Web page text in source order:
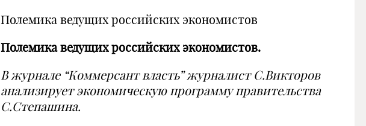
Полемика ведущих российских экономистов
Полемика ведущих российских экономистов.
В журнале “Коммерсант власть” журналист С.Викторов
анализирует экономическую программу правительства
С.Степашина.